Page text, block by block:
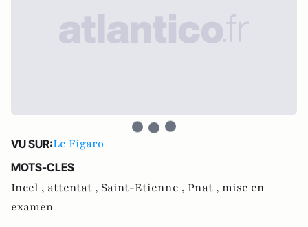
VU SUR:Le Figaro
MOTS-CLES
Incel , attentat , Saint-Etienne , Pnat , mise en
examen